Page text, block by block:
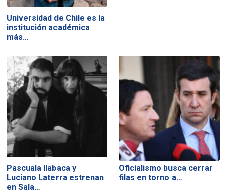
Universidad de Chile es la
institución académica
más…
Pascuala Ilabaca y
Luciano Laterra estrenan
en Sala…
Oficialismo busca cerrar
filas en torno a…